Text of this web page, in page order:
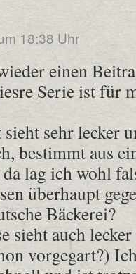
18:38 Uhr
einen
Serie ist für
sehr lecker
bestimmt aus
da lag ich wohl
überhaupt
Bäckerei?
sieht auch
vorgegart?)